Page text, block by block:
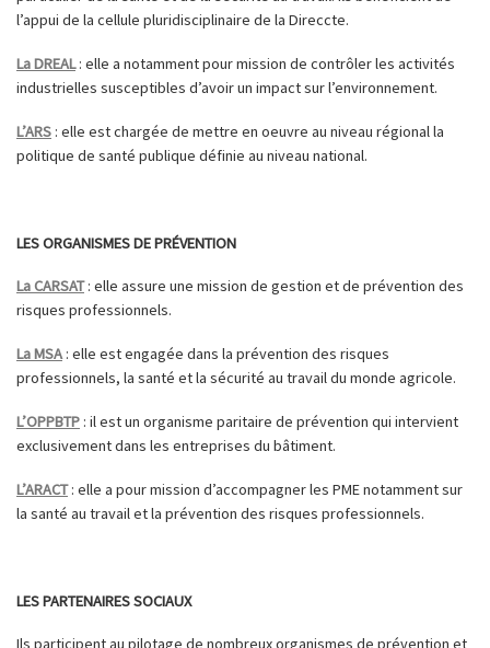
l’appui de la cellule pluridisciplinaire de la Direccte.
La DREAL: elle a notamment pour mission de contrôler les activités
industrielles susceptibles d’avoir un impact sur l’environnement.
L’ARS : elle est chargée de mettre en oeuvre au niveau régional la
politique de santé publique définie au niveau national.
LES ORGANISMES DE PRÉVENTION
La CARSAT: elle assure une mission de gestion et de prévention des
risques professionnels.
La MSA: elle est engagée dans la prévention des risques
professionnels, la santé et la sécurité au travail du monde agricole.
L’OPPBTP : il est un organisme paritaire de prévention qui intervient
exclusivement dans les entreprises du bâtiment.
L’ARACT: elle a pour mission d’accompagner les PME notamment sur
la santé au travail et la prévention des risques professionnels.
LES PARTENAIRES SOCIAUX
Ils participent au pilotage de nombreux organismes de prévention et